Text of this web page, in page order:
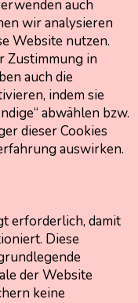
auch
wir analysieren
Website nutzen.
Zustimmung in
auch die
indem sie
abwählen bzw.
dieser Cookies
auswirken.
erforderlich, damit
Diese
der Website
keine